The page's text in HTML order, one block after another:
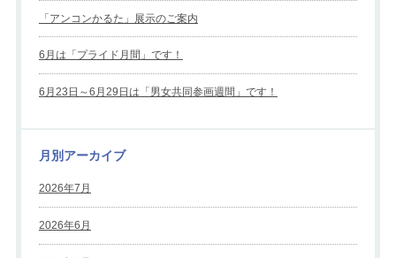
「アンコンかるた」展示のご案内
6月は「プライド月間」です！
6月23日～6月29日は「男女共同参画週間」です！
月別アーカイブ
2026年7月
2026年6月